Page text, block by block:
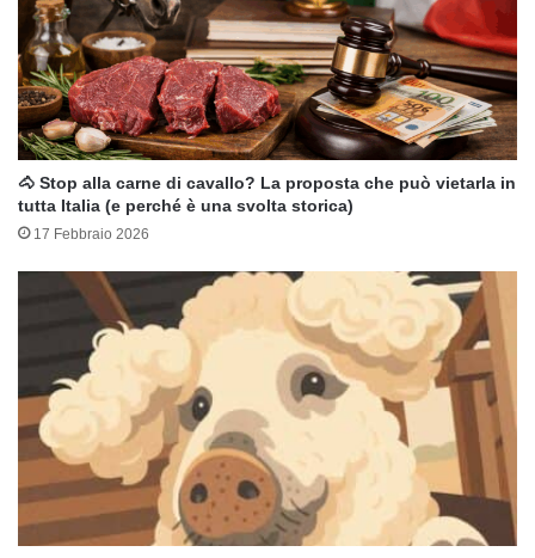
🐴 Stop alla carne di cavallo? La proposta che può vietarla in
tutta Italia (e perché è una svolta storica)
17 Febbraio 2026